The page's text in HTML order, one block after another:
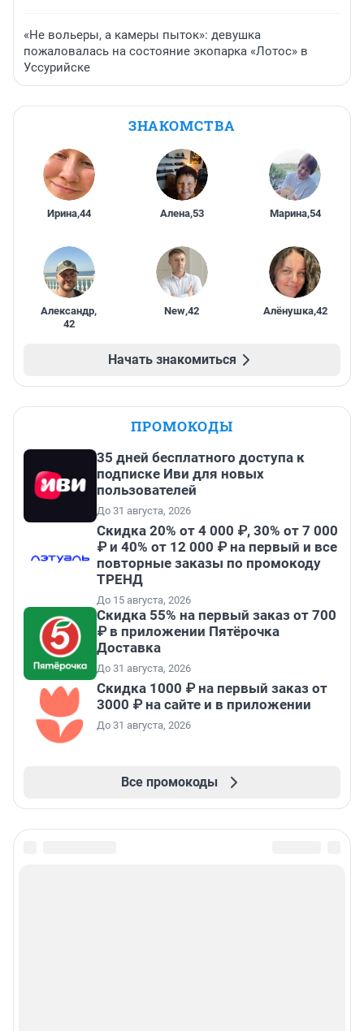
«Не вольеры, а камеры пыток»: девушка
пожаловалась на состояние экопарка «Лотос» в
Уссурийске
ЗНАКОМСТВА
Ирина,44 Алена,53 Марина,54
Александр,
42
New,42 Алёнушка,42
Начать знакомиться
ПРОМОКОДЫ
35 дней бесплатного доступа к
подписке Иви для новых
пользователей
До 31 августа, 2026
Скидка 20% от 4 000 ₽, 30% от 7 000
₽ и 40% от 12 000 ₽ на первый и все
повторные заказы по промокоду
ТРЕНД
До 15 августа, 2026
Скидка 55% на первый заказ от 700
₽ в приложении Пятёрочка
Доставка
До 31 августа, 2026
Скидка 1000 ₽ на первый заказ от
3000 ₽ на сайте и в приложении
До 31 августа, 2026
Все промокоды